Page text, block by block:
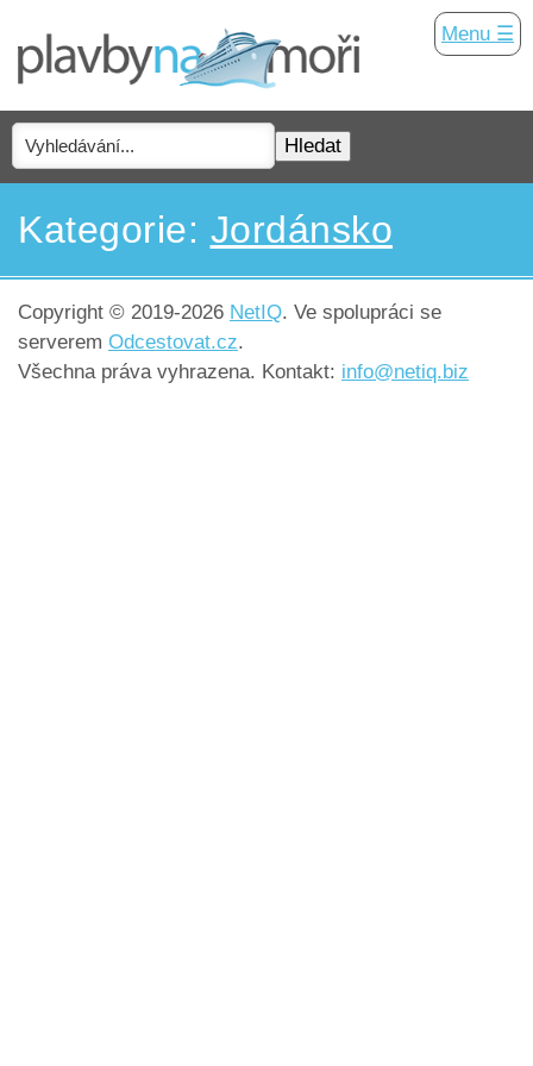
Menu ☰
Kategorie: Jordánsko
Copyright © 2019-2026 NetIQ. Ve spolupráci se
serverem Odcestovat.cz.
Všechna práva vyhrazena. Kontakt: info@netiq.biz